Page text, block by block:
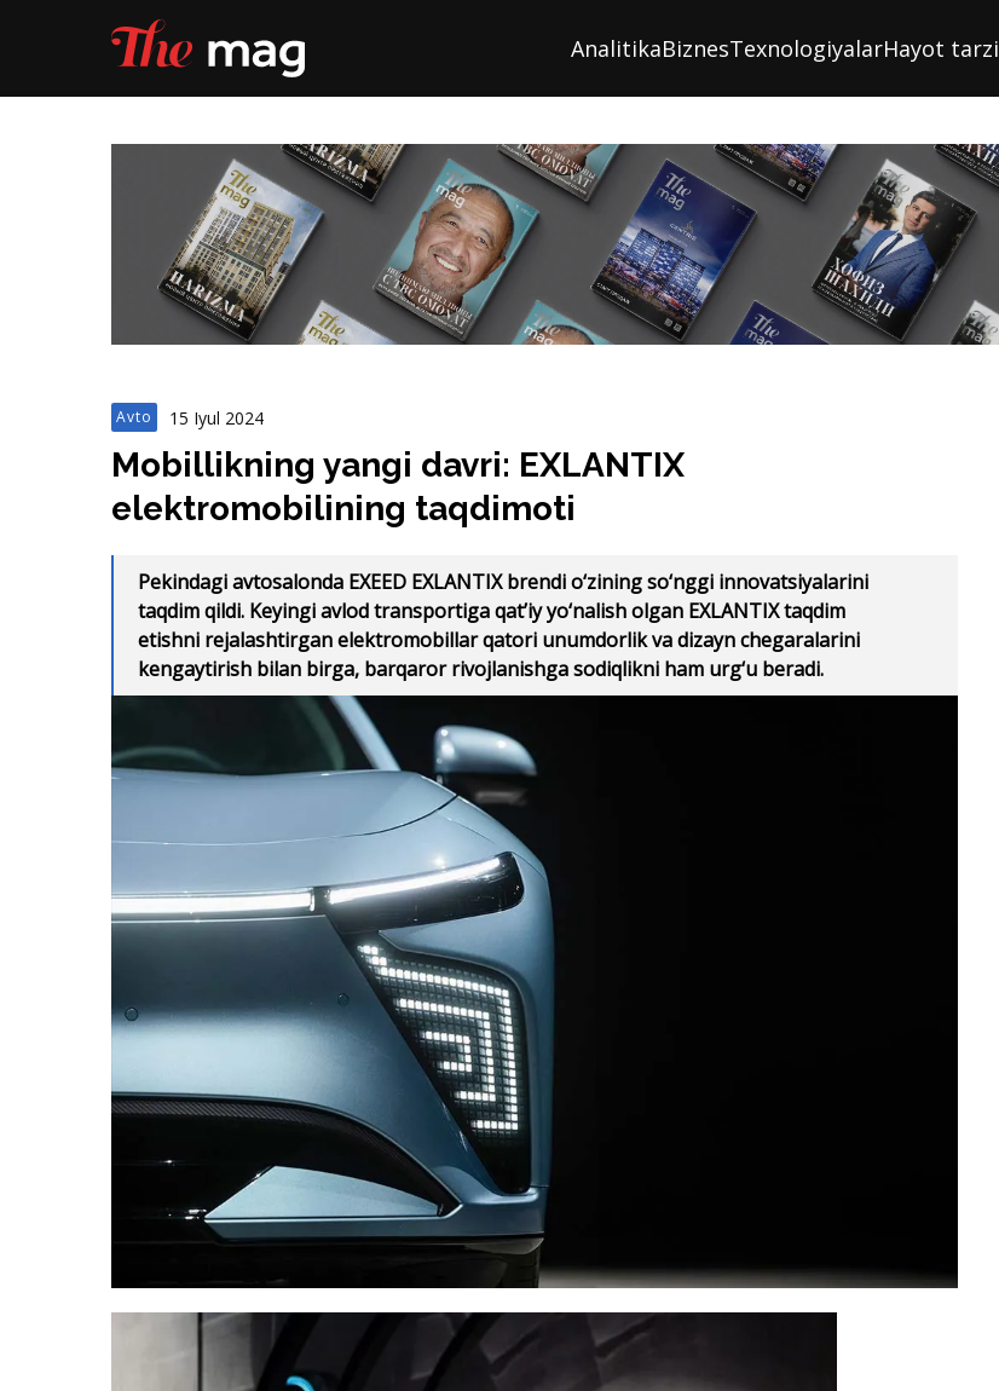
AnalitikaBiznesTexnologiyalarHayot tarzi
Avto 15 Iyul 2024
Mobillikning yangi davri: EXLANTIX
elektromobilining taqdimoti
Pekindagi avtosalonda EXEED EXLANTIX brendi o‘zining so‘nggi innovatsiyalarini
taqdim qildi. Keyingi avlod transportiga qat’iy yo‘nalish olgan EXLANTIX taqdim
etishni rejalashtirgan elektromobillar qatori unumdorlik va dizayn chegaralarini
kengaytirish bilan birga, barqaror rivojlanishga sodiqlikni ham urg‘u beradi.